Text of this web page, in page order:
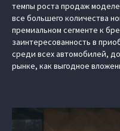
темпы роста продаж
все большего количества
премиальном сегменте к
заинтересованность в
среди всех автомобилей,
рынке, как выгодное